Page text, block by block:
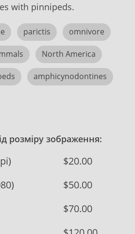
with pinnipeds.
parictis omnivore
North America
amphicynodontines
розміру зображення:
$20.00
$50.00
$70.00